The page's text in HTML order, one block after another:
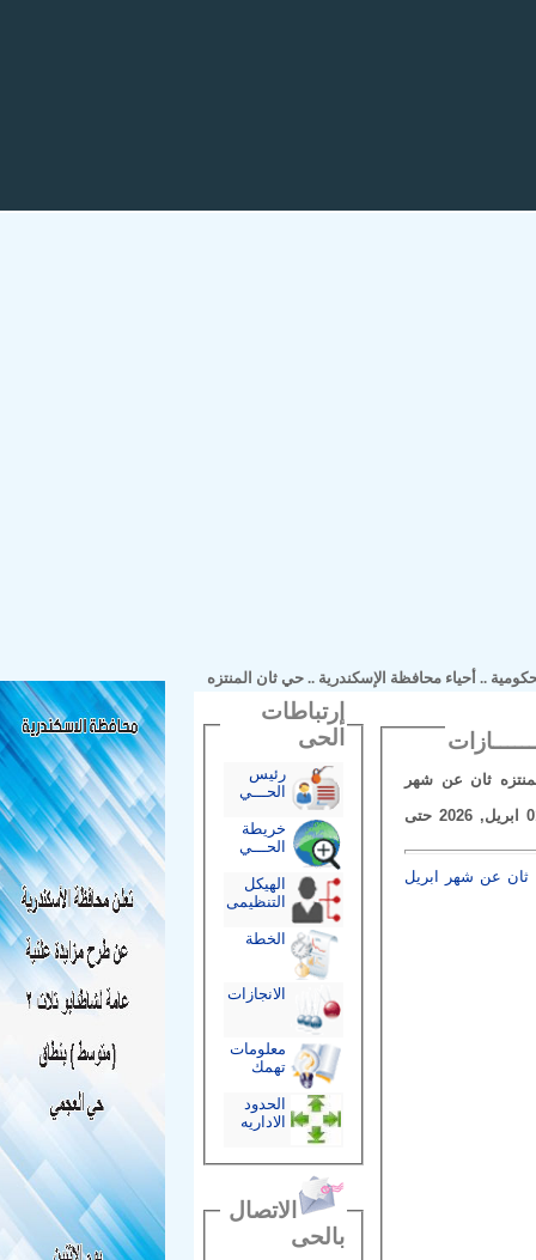
..أحياء محافظة الإسكندرية..حي ثان المنتزه
ثان عن شهر
فى الفترة من 01 ابريل, 2026 حتى
عن شهر ابريل
إرتباطات
الحى
رئيس
الحـــي
خريطة
الحـــي
الهيكل
التنظيمى
الخطة
الانجازات
معلومات
تهمك
الحدود
الاداريه
الاتصال
بالحى